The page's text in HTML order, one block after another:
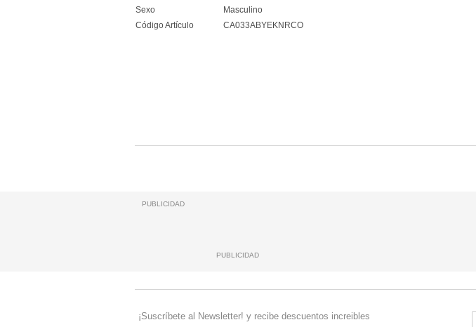
Sexo
Masculino
Código Artículo
CA033ABYEKNRCO
PUBLICIDAD
PUBLICIDAD
¡Suscríbete al Newsletter! y recibe descuentos increibles